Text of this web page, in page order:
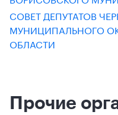
СОВЕТ ДЕПУТАТОВ
МУНИЦИПАЛЬНОГО
ОБЛАСТИ
Прочие